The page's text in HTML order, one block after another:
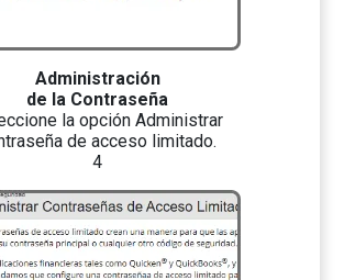
Administración
de la Contraseña
la opciónAdministrar
de acceso limitado.
4